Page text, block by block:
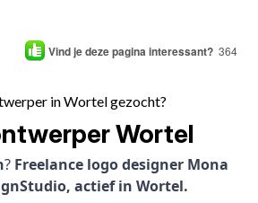
Vind je deze pagina interessant? 364
in Wortel gezocht?
Wortel
? Freelance logo designer Mona
actief in Wortel.